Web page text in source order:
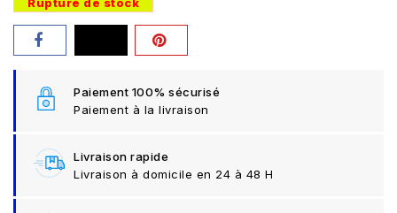
Rupture de stock
Paiement 100% sécurisé
Paiement à la livraison
Livraison rapide
Livraison à domicile en 24 à 48 H